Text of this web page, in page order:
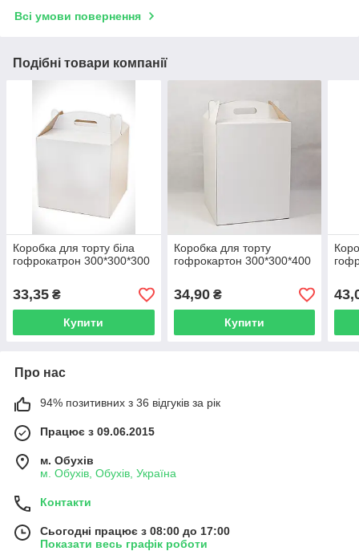
Всі умови повернення
Подібні товари компанії
Коробка для торту біла
гофрокатрон 300*300*300
33,35 ₴
Купити
Коробка для торту
гофрокартон 300*300*400
34,90₴
Купити
Про нас
94% позитивних з 36 відгуків за рік
Працює з 09.06.2015
м. Обухів
м. Обухів, Обухів, Україна
Контакти
Сьогодні працює з 08:00 до 17:00
Показати весь графік роботи